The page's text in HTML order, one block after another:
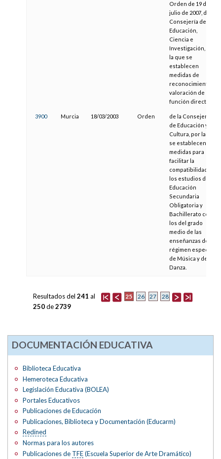
Orden de 19 de
julio de 2007, de la
Consejería de
Educación,
Ciencia e
Investigación, por
la que se
establecen
medidas de
reconocimiento y
valoración de la
función directiva
3900 Murcia 18/03/2003 Orden
de la Consejería
de Educación y
Cultura, por la que
se establecen
medidas para
facilitar la
compatibilidad de
los estudios de
Educación
Secundaria
Obligatoria y
Bachillerato con
los del grado
medio de las
enseñanzas de
régimen especial
de Música y de
Danza.
25 26 27 28
Resultados del 241 al
250de2739
DOCUMENTACIÓN EDUCATIVA
Biblioteca Educativa
Hemeroteca Educativa
Legislación Educativa (BOLEA)
Portales Educativos
Publicaciones de Educación
Publicaciones, Biblioteca y Documentación (Educarm)
Redined
Normas para los autores
Publicaciones de TFE(Escuela Superior de Arte Dramático)